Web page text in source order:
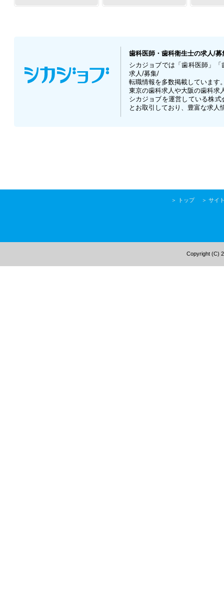
歯科医師・歯科衛生士の求人/
シカジョブでは「歯科医師」
求人/募集/
転職情報を多数掲載しています
東京の歯科求人や大阪の歯科求
シカジョブを運営している株
とお取引しており、豊富な求人
＞ トップ＞ サイ
Copyright (C)